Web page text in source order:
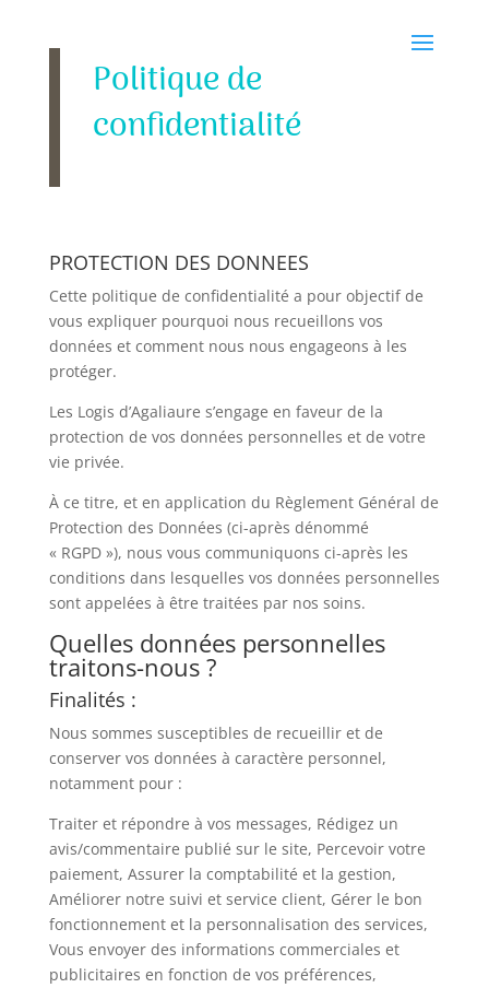
Politique de
confidentialité
PROTECTION DES DONNEES
Cette politique de confidentialité a pour objectif de
vous expliquer pourquoi nous recueillons vos
données et comment nous nous engageons à les
protéger.
Les Logis d’Agaliaure s’engage en faveur de la
protection de vos données personnelles et de votre
vie privée.
À ce titre, et en application du Règlement Général de
Protection des Données (ci-après dénommé
« RGPD »), nous vous communiquons ci-après les
conditions dans lesquelles vos données personnelles
sont appelées à être traitées par nos soins.
Quelles données personnelles
traitons-nous ?
Finalités :
Nous sommes susceptibles de recueillir et de
conserver vos données à caractère personnel,
notamment pour :
Traiter et répondre à vos messages, Rédigez un
avis/commentaire publié sur le site, Percevoir votre
paiement, Assurer la comptabilité et la gestion,
Améliorer notre suivi et service client, Gérer le bon
fonctionnement et la personnalisation des services,
Vous envoyer des informations commerciales et
publicitaires en fonction de vos préférences,